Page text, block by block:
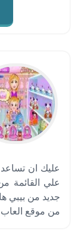
عليك ان
علي القائمة
جديد من بيبي
من موقع العاب